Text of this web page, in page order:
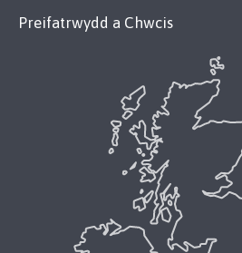
Preifatrwydd a Chwcis